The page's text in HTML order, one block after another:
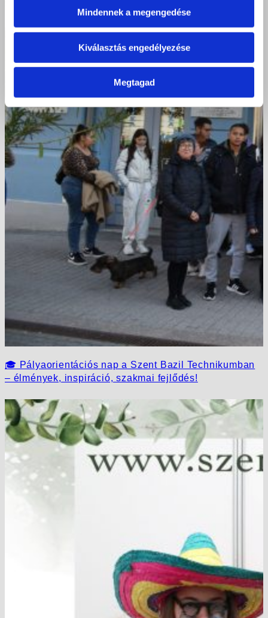
Mindennek a megengedése
Kiválasztás engedélyezése
Megtagad
🎓 Pályaorientációs nap a Szent Bazil Technikumban
– élmények, inspiráció, szakmai fejlődés!